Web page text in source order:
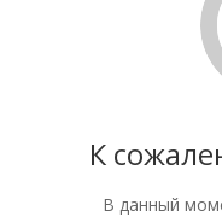
К
В данный